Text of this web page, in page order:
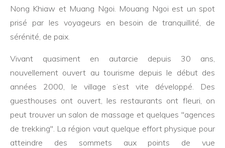
Nong Khiaw et Muang Ngoi. Mouang Ngoi est un spot
prisé par les voyageurs en besoin de tranquillité, de
sérénité, de paix.
Vivant quasiment en autarcie depuis 30 ans,
nouvellement ouvert au tourisme depuis le début des
années 2000, le village s’est vite développé. Des
guesthouses ont ouvert, les restaurants ont fleuri, on
peut trouver un salon de massage et quelques "agences
de trekking". La région vaut quelque effort physique pour
atteindre des sommets aux points de vue